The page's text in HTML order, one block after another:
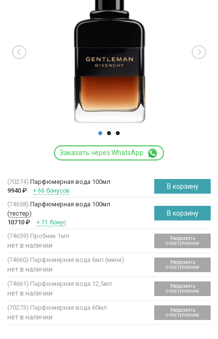
Заказать через WhatsApp
(70274) Парфюмерная вода 100мл
9940 ₽ + 66 бонусов
В корзину
(74658) Парфюмерная вода 100мл
(тестер)
10710 ₽ + 71 бонус
В корзину
(74659) Пробник 1мл
нет в наличии
Уведомить
о поступлении
(74660) Парфюмерная вода 6мл (мини)
нет в наличии
Уведомить
о поступлении
(74661) Парфюмерная вода 12,5мл
нет в наличии
Уведомить
о поступлении
(70273) Парфюмерная вода 60мл
нет в наличии
Уведомить
о поступлении